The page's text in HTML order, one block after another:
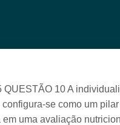
10 A
se como um
uma avaliação